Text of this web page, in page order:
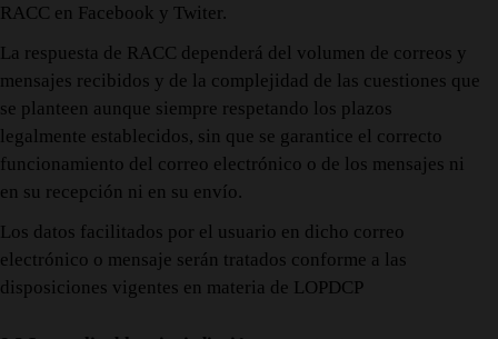
RACC en Facebook y Twiter.
La respuesta de RACC dependerá del volumen de correos y
mensajes recibidos y de la complejidad de las cuestiones que
se planteen aunque siempre respetando los plazos
legalmente establecidos, sin que se garantice el correcto
funcionamiento del correo electrónico o de los mensajes ni
en su recepción ni en su envío.
Los datos facilitados por el usuario en dicho correo
electrónico o mensaje serán tratados conforme a las
disposiciones vigentes en materia de LOPDCP